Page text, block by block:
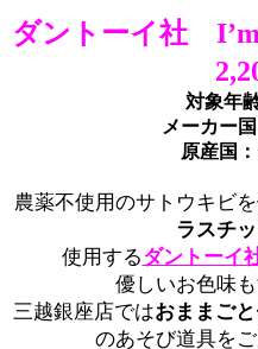
ダントーイ社
対象年
メーカー
原産国
農薬不使用のサトウキビ
ラスチ
使用するダントーイ
優しいお色味
三越銀座店ではおままご
のあそび道具を